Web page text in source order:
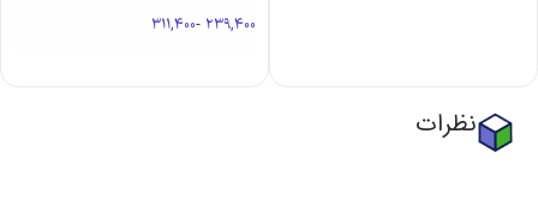
239,400
-
311,400
نظرات